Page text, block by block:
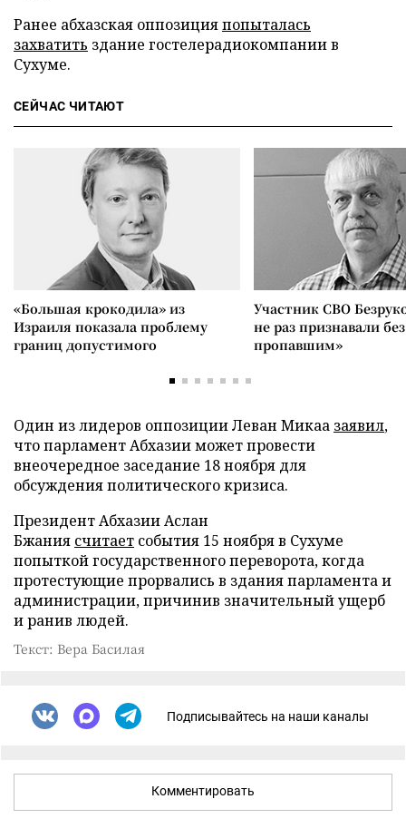
Ранее абхазская оппозицияпопыталась
захватить здание гостелерадиокомпании в
Сухуме.
СЕЙЧАС ЧИТАЮТ
«Большая крокодила» из
Израиля показала проблему
границ допустимого
Участник СВО
не раз признавали
пропавшим»
Один из лидеров оппозиции Леван Микаа заявил,
что парламент Абхазии может провести
внеочередное заседание 18 ноября для
обсуждения политического кризиса.
Президент Абхазии Аслан
Бжания считает события 15 ноября в Сухуме
попыткой государственного переворота, когда
протестующие прорвались в здания парламента и
администрации, причинив значительный ущерб
и ранив людей.
Текст: Вера Басилая
Подписывайтесь на наши каналы
Комментировать